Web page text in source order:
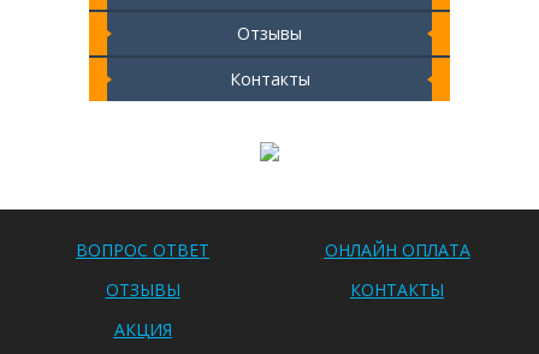
Отзывы
Контакты
ВОПРОС ОТВЕТ
ОНЛАЙН ОПЛАТА
ОТЗЫВЫ
КОНТАКТЫ
АКЦИЯ